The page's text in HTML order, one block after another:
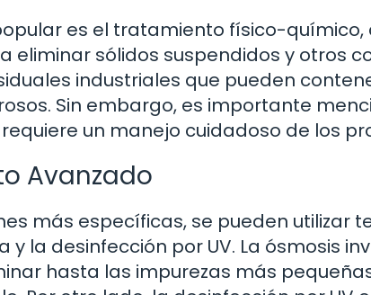
es el tratamiento físico-
eliminar sólidos suspendidos y otros
industriales que pueden
Sin embargo, es importante
un manejo cuidadoso de los
Avanzado
más específicas, se pueden utilizar
y la desinfección por UV. La ósmosis
hasta las impurezas más